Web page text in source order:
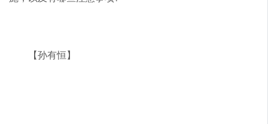
【孙有恒】